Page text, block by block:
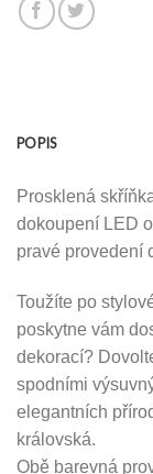
POPIS
Prosklená
dokoupení LED
pravé provedení
Toužíte po
poskytne vám
dekorací?
spodními
elegantních
královská.
Obě barevná